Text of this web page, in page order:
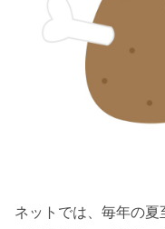
ネットでは、毎年の